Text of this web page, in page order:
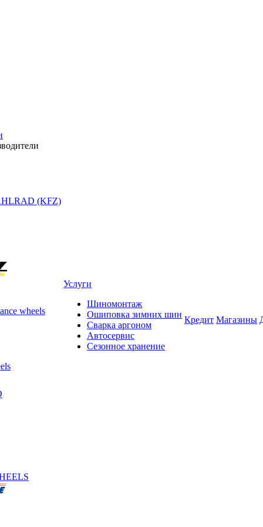
(KFZ)
wheels
Услуги
Шиномонтаж
Ошиповка зимних шин
Сварка аргоном
Автосервис
Сезонное хранение
Кредит Магазины